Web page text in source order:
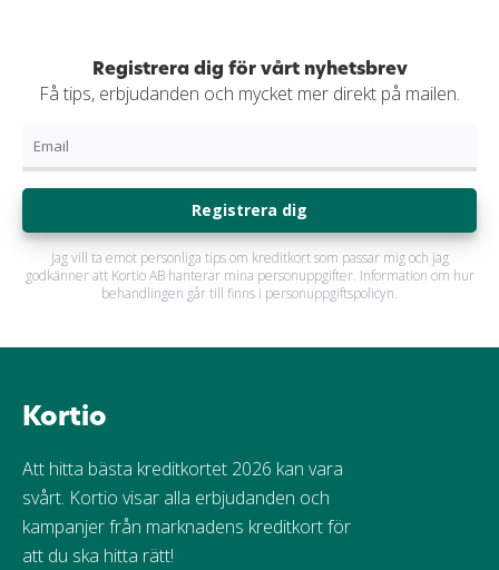
Registrera dig för vårt nyhetsbrev
Få tips, erbjudanden och mycket mer direkt på mailen.
Registrera dig
Jag vill ta emot personliga tips om kreditkort som passar mig och jag
godkänner att Kortio AB hanterar mina personuppgifter. Information om hur
behandlingen går till finns i personuppgiftspolicyn.
Kortio
Att hitta bästa kreditkortet 2026 kan vara
svårt. Kortio visar alla erbjudanden och
kampanjer från marknadens kreditkort för
att du ska hitta rätt!